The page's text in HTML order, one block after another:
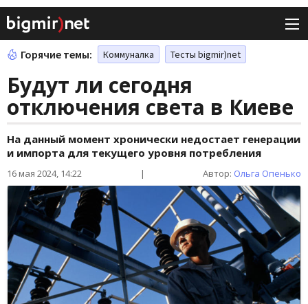
Горячие темы: Коммуналка Тесты bigmir)net
Будут ли сегодня
отключения света в Киеве
На данный момент хронически недостает генерации
и импорта для текущего уровня потребления
16 мая 2024, 14:22 | Автор: Ольга Опенько